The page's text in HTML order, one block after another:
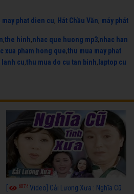
may phat dien cu, Hát Chầu Văn, máy phát
,the hinh,nhac que huong mp3,nhac han
xua pham hong que,thu mua may phat
lanh cu,thu mua do cu tan binh, laptop cu
6074Video] Cải Lương Xưa : Nghĩa Cũ